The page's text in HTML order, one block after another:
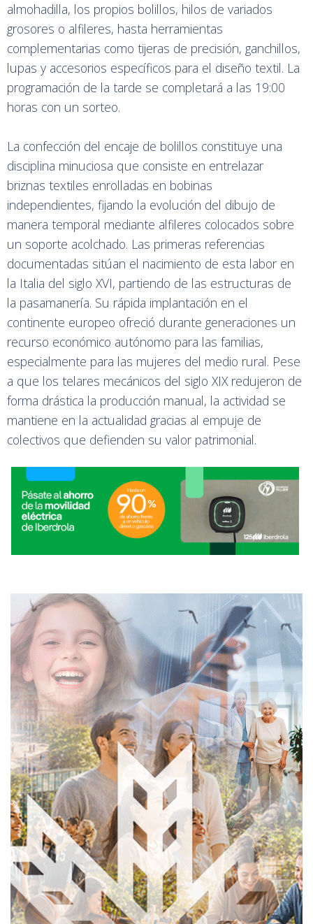
almohadilla, los propios bolillos, hilos de variados
grosores o alfileres, hasta herramientas
complementarias como tijeras de precisión, ganchillos,
lupas y accesorios específicos para el diseño textil. La
programación de la tarde se completará a las 19:00
horas con un sorteo.
La confección del encaje de bolillos constituye una
disciplina minuciosa que consiste en entrelazar
briznas textiles enrolladas en bobinas
independientes, fijando la evolución del dibujo de
manera temporal mediante alfileres colocados sobre
un soporte acolchado. Las primeras referencias
documentadas sitúan el nacimiento de esta labor en
la Italia del siglo XVI, partiendo de las estructuras de
la pasamanería. Su rápida implantación en el
continente europeo ofreció durante generaciones un
recurso económico autónomo para las familias,
especialmente para las mujeres del medio rural. Pese
a que los telares mecánicos del siglo XIX redujeron de
forma drástica la producción manual, la actividad se
mantiene en la actualidad gracias al empuje de
colectivos que defienden su valor patrimonial.